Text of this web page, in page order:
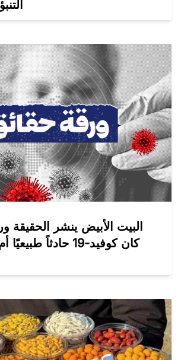
البيت الأبيض ينشر الحقيقة
كان كوفيد-19 حادثاً